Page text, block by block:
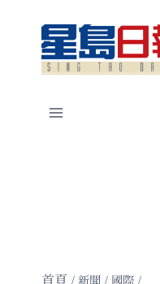
content
/新聞 / 國際 /